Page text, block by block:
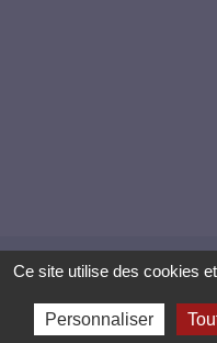
محفوظة 2026
بإدارة الموقع
Ce site utilise des cookies
Personnaliser